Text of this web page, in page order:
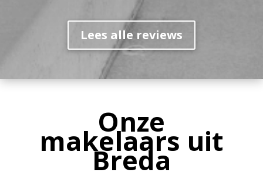
Lees alle reviews
Onze
makelaars uit
Breda